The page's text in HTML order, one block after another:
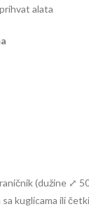
alata
(dužine ⤢
sa kuglicama ili